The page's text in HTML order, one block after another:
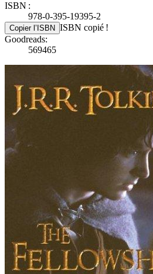
ISBN :
978-0-395-19395-2
Copier l’ISBN ISBN copié !
Goodreads:
569465